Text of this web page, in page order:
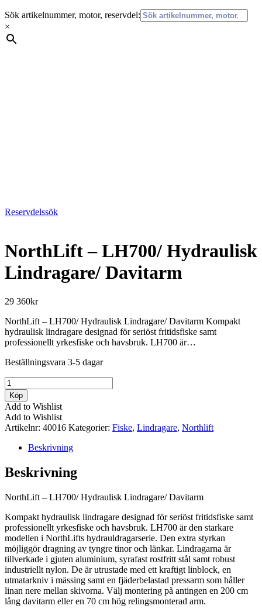
Sök artikelnummer, motor, reservdel:
×
Reservdelssök
NorthLift – LH700/ Hydraulisk
Lindragare/ Davitarm
29 360kr
NorthLift – LH700/ Hydraulisk Lindragare/ Davitarm Kompakt
hydraulisk lindragare designad för seriöst fritidsfiske samt
professionellt yrkesfiske och havsbruk. LH700 är…
Beställningsvara 3-5 dagar
NorthLift
-
LH700/
Hydraulisk
Lindragare/
Davitarm
mängd
Köp
Add to Wishlist
Add to Wishlist
Artikelnr: 40016 Kategorier: Fiske, Lindragare, Northlift
Beskrivning
Beskrivning
NorthLift – LH700/ Hydraulisk Lindragare/ Davitarm
Kompakt hydraulisk lindragare designad för seriöst fritidsfiske samt
professionellt yrkesfiske och havsbruk. LH700 är den starkare
modellen i NorthLifts hydrauldragarserie. Den extra styrkan
möjliggör dragning av tyngre tinor och länkar. Lindragarna är
tillverkade i gjuten aluminium, syrafast rostfritt stål samt robust
industriellt nylon. De är utrustade med ett kraftigt linblock, en
utmatarkniv i mässing samt en fjäderbelastad pressarm som håller
linan nere mellan skivorna. Välj montering på antingen en 200 cm
lång davitarm eller en 70 cm hög relingsmonterad arm.